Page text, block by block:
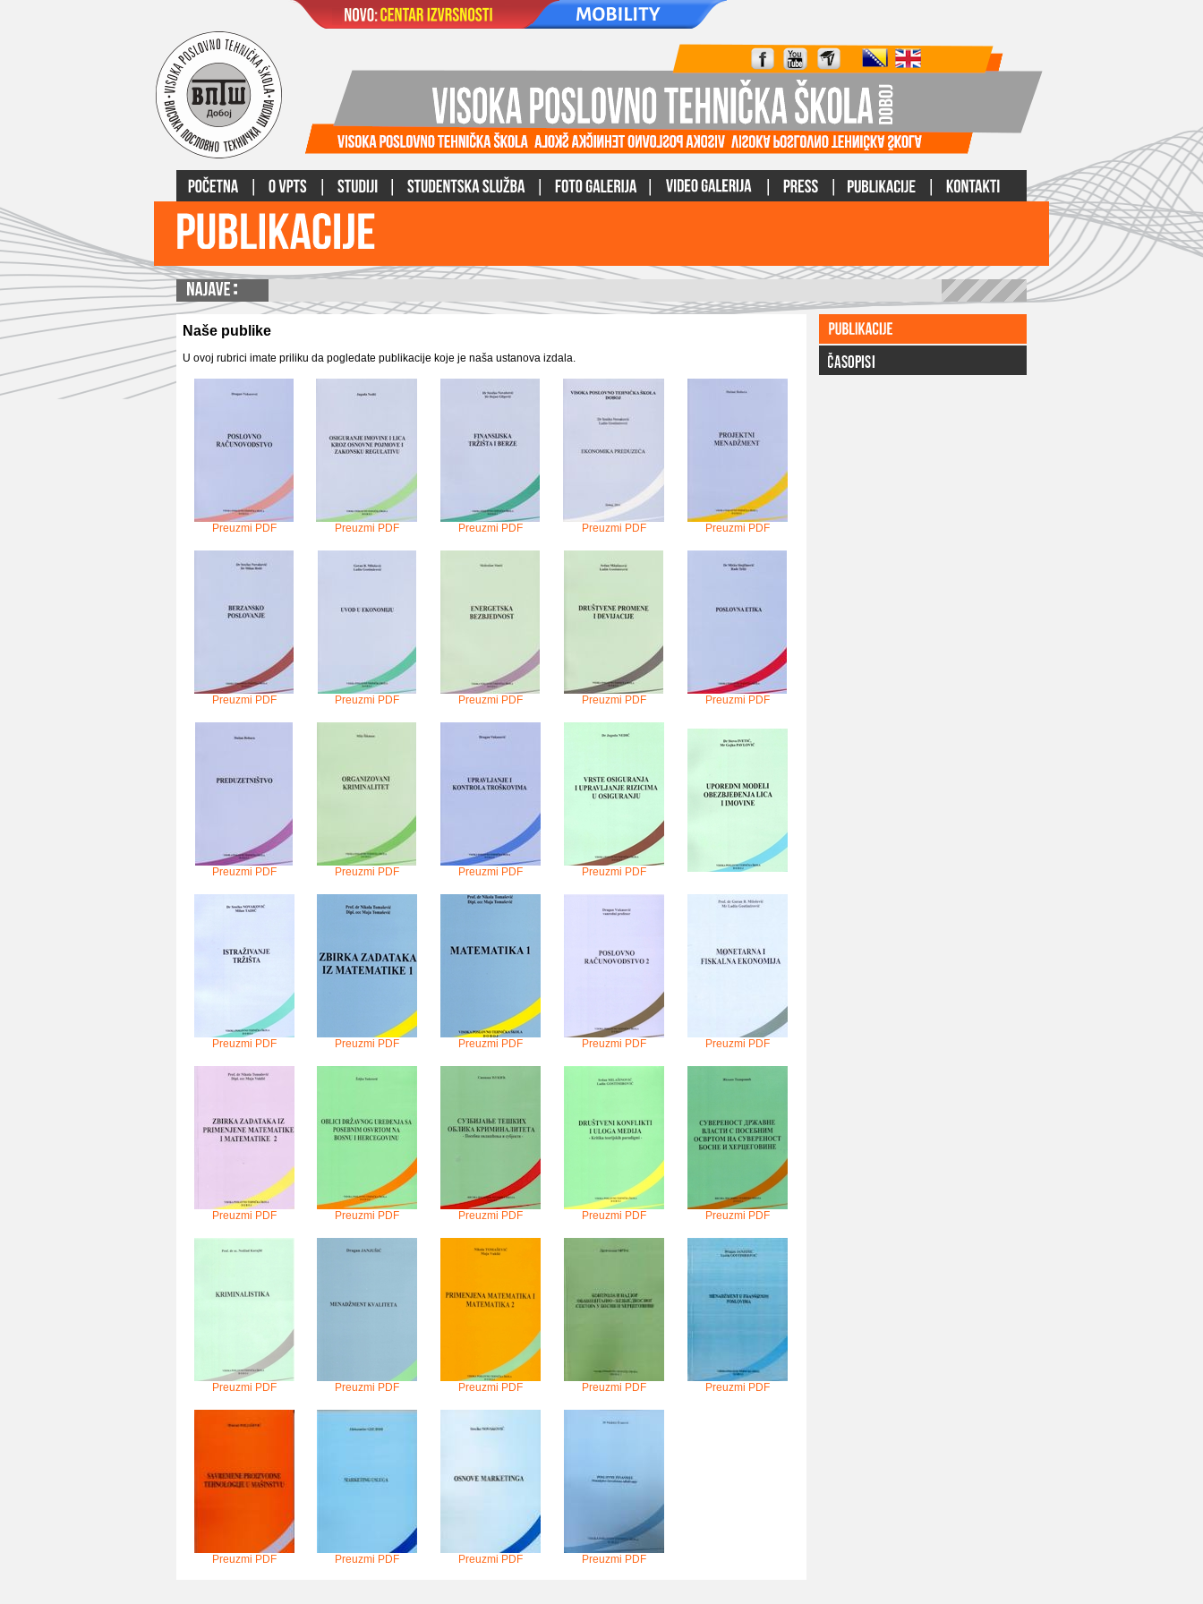
Naše publike
U ovoj rubrici imate priliku da pogledate publikacije koje je naša ustanova izdala.
Preuzmi PDF Preuzmi PDF Preuzmi PDF Preuzmi PDF Preuzmi PDF
Preuzmi PDF Preuzmi PDF Preuzmi PDF Preuzmi PDF Preuzmi PDF
Preuzmi PDF Preuzmi PDF Preuzmi PDF Preuzmi PDF
Preuzmi PDF Preuzmi PDF Preuzmi PDF Preuzmi PDF Preuzmi PDF
Preuzmi PDF Preuzmi PDF Preuzmi PDF Preuzmi PDF Preuzmi PDF
Preuzmi PDF Preuzmi PDF Preuzmi PDF Preuzmi PDF Preuzmi PDF
Preuzmi PDF Preuzmi PDF Preuzmi PDF Preuzmi PDF